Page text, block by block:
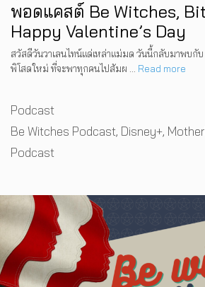
พอดแคสต์ Be Witches,
Happy Valentine’s Day
สวัสดีวันวาเลนไทน์แด่เหล่าแม่มด วันนี้กลับมาพบกั
พิโสดใหม่ ที่จะพาทุกคนไปสัมผ … Read more
Categories
Podcast
Tags
Be Witches Podcast, Disney+,
Podcast